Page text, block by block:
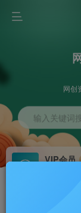
网创
输入关键词
VIP会员